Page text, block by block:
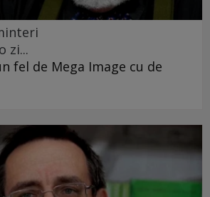
zi...
fel de Mega Image cu de